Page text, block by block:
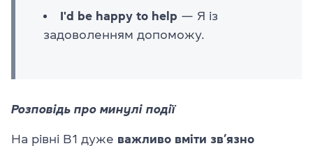
I'd be happy to help — Я із
задоволенням допоможу.
Розповідь про минулі події
На рівні B1 дуже важливо вміти зв’язно